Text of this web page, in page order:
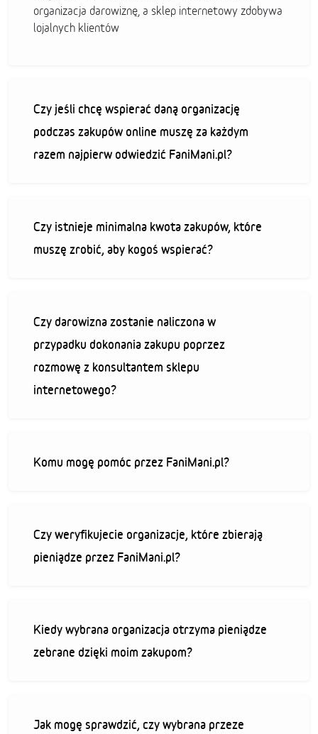
organizacja darowiznę, a sklep internetowy zdobywa
lojalnych klientów
Czy jeśli chcę wspierać daną organizację
podczas zakupów online muszę za każdym
razem najpierw odwiedzić FaniMani.pl?
Czy istnieje minimalna kwota zakupów, które
muszę zrobić, aby kogoś wspierać?
Czy darowizna zostanie naliczona w
przypadku dokonania zakupu poprzez
rozmowę z konsultantem sklepu
internetowego?
Komu mogę pomóc przez FaniMani.pl?
Czy weryfikujecie organizacje, które zbierają
pieniądze przez FaniMani.pl?
Kiedy wybrana organizacja otrzyma pieniądze
zebrane dzięki moim zakupom?
Jak mogę sprawdzić, czy wybrana przeze